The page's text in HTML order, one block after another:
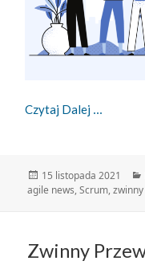
Czytaj Dalej
Data
publikacji
15 listopada 2021
agile news,Scrum,
Zwinny